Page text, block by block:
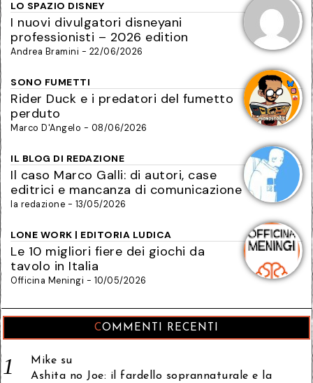
LO SPAZIO DISNEY
I nuovi divulgatori disneyani
professionisti – 2026 edition
Andrea Bramini - 22/06/2026
SONO FUMETTI
Rider Duck e i predatori del fumetto
perduto
Marco D'Angelo - 08/06/2026
IL BLOG DI REDAZIONE
Il caso Marco Galli: di autori, case
editrici e mancanza di comunicazione
la redazione - 13/05/2026
LONE WORK | EDITORIA LUDICA
Le 10 migliori fiere dei giochi da
tavolo in Italia
Officina Meningi - 10/05/2026
COMMENTI RECENTI
Mike su
Ashita no Joe: il fardello soprannaturale e la